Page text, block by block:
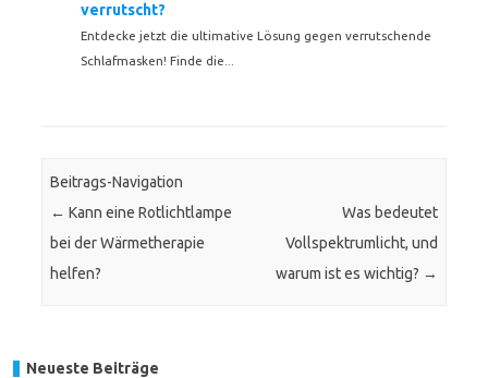
verrutscht?
Entdecke jetzt die ultimative Lösung gegen verrutschende
Schlafmasken! Finde die...
Beitrags-Navigation
← Kann eine Rotlichtlampe
bei der Wärmetherapie
helfen?
Was bedeutet
Vollspektrumlicht, und
warum ist es wichtig? →
Neueste Beiträge